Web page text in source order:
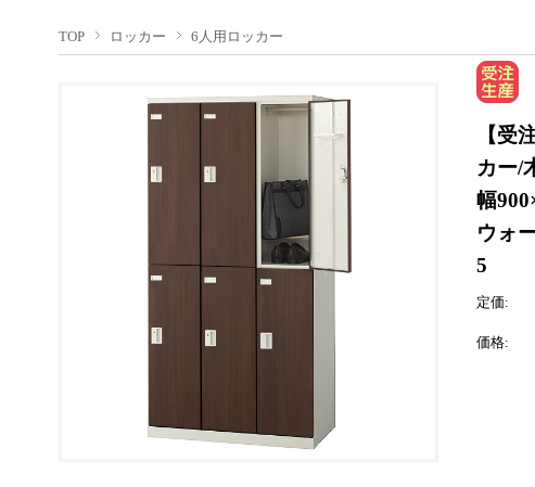
TOP ロッカー 6人用ロッカー
【受
カー/
幅
ウォ
5
定価:
価格: